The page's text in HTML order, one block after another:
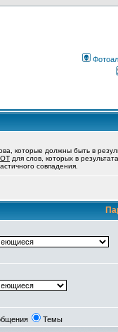
которые должны быть в
для слов, которых в
совпадения.
Темы